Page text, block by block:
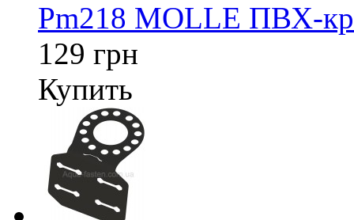
Pm218 MOLLE ПВХ-
129 грн
Купить